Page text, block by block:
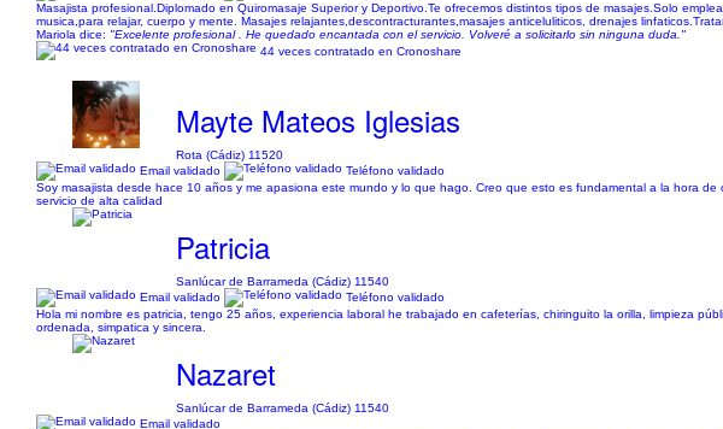
Masajista profesional.Diplomado en Quiromasaje Superior y Deportivo.Te ofrecemos distintos tipos de masajes.Solo
musica,para relajar, cuerpo y mente. Masajes relajantes,descontracturantes,masajes anticeluliticos, drenajes
Mariola dice: "Excelente profesional . He quedado encantada con el servicio. Volveré a solicitarlo sin ninguna duda."
44 veces contratado en Cronoshare
Mayte Mateos Iglesias
Rota (Cádiz) 11520
Email validado
Teléfono validado
Soy masajista desde hace 10 años y me apasiona este mundo y lo que hago. Creo que esto es fundamental a la hora
servicio de alta calidad
Patricia
Sanlúcar de Barrameda (Cádiz) 11540
Email validado
Teléfono validado
Hola mi nombre es patricia, tengo 25 años, experiencia laboral he trabajado en cafeterías, chiringuito la orilla, limpieza
ordenada, simpatica y sincera.
Nazaret
Sanlúcar de Barrameda (Cádiz) 11540
Email validado